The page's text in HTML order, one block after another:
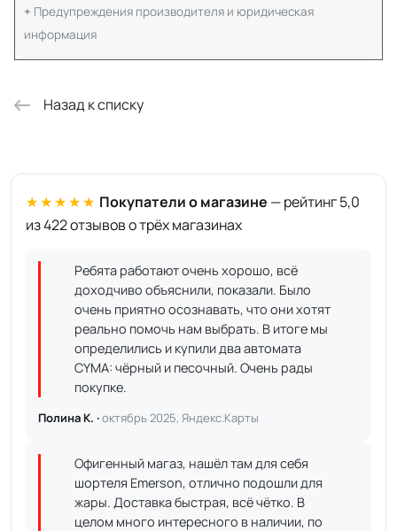
Предупреждения производителя и юридическая
информация
Назад к списку
★★★★★ Покупатели о магазине — рейтинг 5,0
из 422 отзывов о трёх магазинах
Ребята работают очень хорошо, всё
доходчиво объяснили, показали. Было
очень приятно осознавать, что они хотят
реально помочь нам выбрать. В итоге мы
определились и купили два автомата
CYMA: чёрный и песочный. Очень рады
покупке.
Полина К. ·октябрь 2025, Яндекс.Карты
Офигенный магаз, нашёл там для себя
шортеля Emerson, отлично подошли для
жары. Доставка быстрая, всё чётко. В
целом много интересного в наличии, по